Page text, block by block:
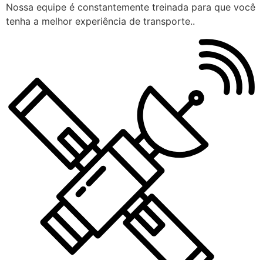
Nossa equipe é constantemente treinada para que você
tenha a melhor experiência de transporte..